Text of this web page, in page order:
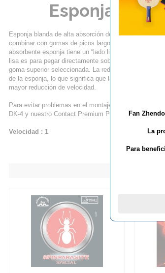
Esponja
Esponja blanda de alta absorción de velocidad en
combinar con gomas de picos largos, antitop y gomas
absorbente esponja tiene un “lado liso” y un “lado de
lisa es para pegar directamente sobre la madera. El
goma superior seleccionada. La reducción de la
de la esponja, lo que significa que la versión de 2,0
mayor reducción de velocidad.
Para evitar problemas en el montaje se recomienda
DK-4 y nuestro Contact Premium Plus.
Velocidad : 1
Fan
La
Para